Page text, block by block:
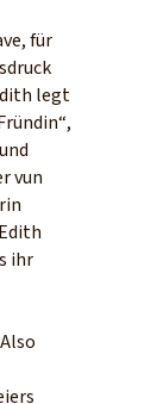
für
legt
vun
ihr